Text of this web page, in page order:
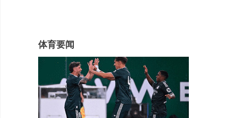
体育要闻